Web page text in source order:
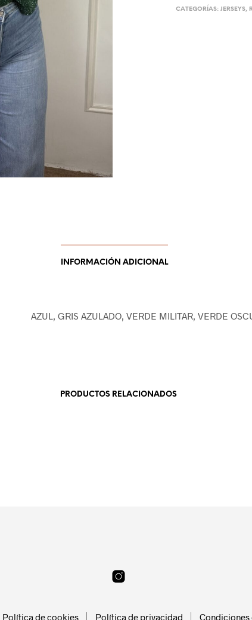
CATEGORÍAS:JERSEYS,
INFORMACIÓN ADICIONAL
AZUL, GRIS AZULADO, VERDE MILITAR, VERDE
PRODUCTOS RELACIONADOS
Política de cookies Política de privacidad